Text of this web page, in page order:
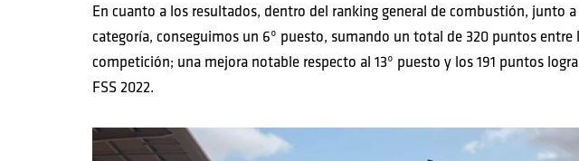
En cuanto a los resultados, dentro del ranking general de combustión, junto
categoría, conseguimos un 6º puesto, sumando un total de 320 puntos entre
competición; una mejora notable respecto al 13º puesto y los 191 puntos
FSS 2022.